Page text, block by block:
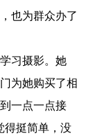
也为群众办了
习摄影。她
为她购买了相
一点一点接
得挺简单，没